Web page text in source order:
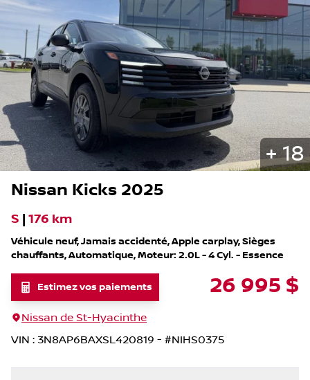
+18
Nissan Kicks 2025
S | 176 km
Véhicule neuf, Jamais accidenté, Apple carplay, Sièges
chauffants, Automatique, Moteur: 2.0L - 4 Cyl. - Essence
26 995 $
Estimez vos paiements
Nissan de St-Hyacinthe
VIN : 3N8AP6BAXSL420819 - #NIHS0375